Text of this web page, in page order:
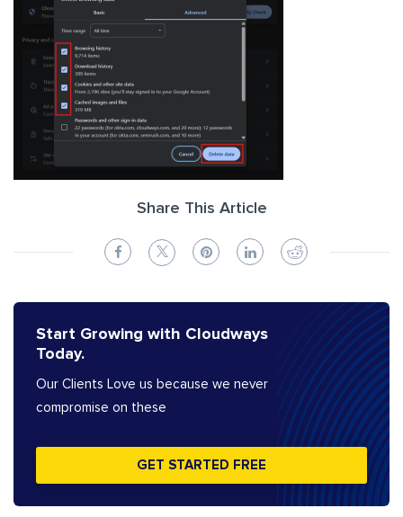
Share This Article
Start Growing with Cloudways
Today.
Our Clients Love us because we never
compromise on these
GET STARTED FREE